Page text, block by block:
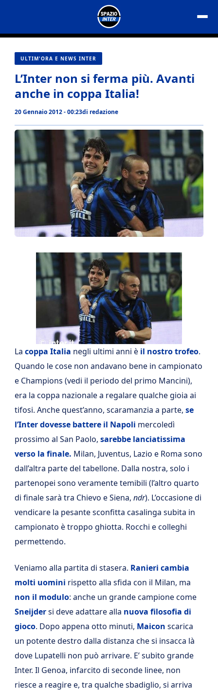
contenuto
ULTIM'ORA E NEWS INTER
L’Inter non si ferma più. Avanti
anche in coppa Italia!
20 Gennaio 2012 - 00:23di redazione
La coppa Italia negli ultimi anni è il nostro trofeo.
Quando le cose non andavano bene in campionato
e Champions (vedi il periodo del primo Mancini),
era la coppa nazionale a regalare qualche gioia ai
tifosi. Anche quest’anno, scaramanzia a parte, se
l’Inter dovesse battere il Napoli mercoledì
prossimo al San Paolo, sarebbe lanciatissima
verso la finale. Milan, Juventus, Lazio e Roma sono
dall’altra parte del tabellone. Dalla nostra, solo i
partenopei sono veramente temibili (l’altro quarto
di finale sarà tra Chievo e Siena, ndr). L’occasione di
vendicare la pesante sconfitta casalinga subita in
campionato è troppo ghiotta. Rocchi e colleghi
permettendo.
Veniamo alla partita di stasera. Ranieri cambia
molti uomini rispetto alla sfida con il Milan, ma
non il modulo: anche un grande campione come
Sneijdersi deve adattare alla nuova filosofia di
gioco. Dopo appena otto minuti, Maicon scarica
un potente destro dalla distanza che si insacca là
dove Lupatelli non può arrivare. E’ subito grande
Inter. Il Genoa, infarcito di seconde linee, non
riesce a reagire e, tra qualche sbadiglio, si arriva